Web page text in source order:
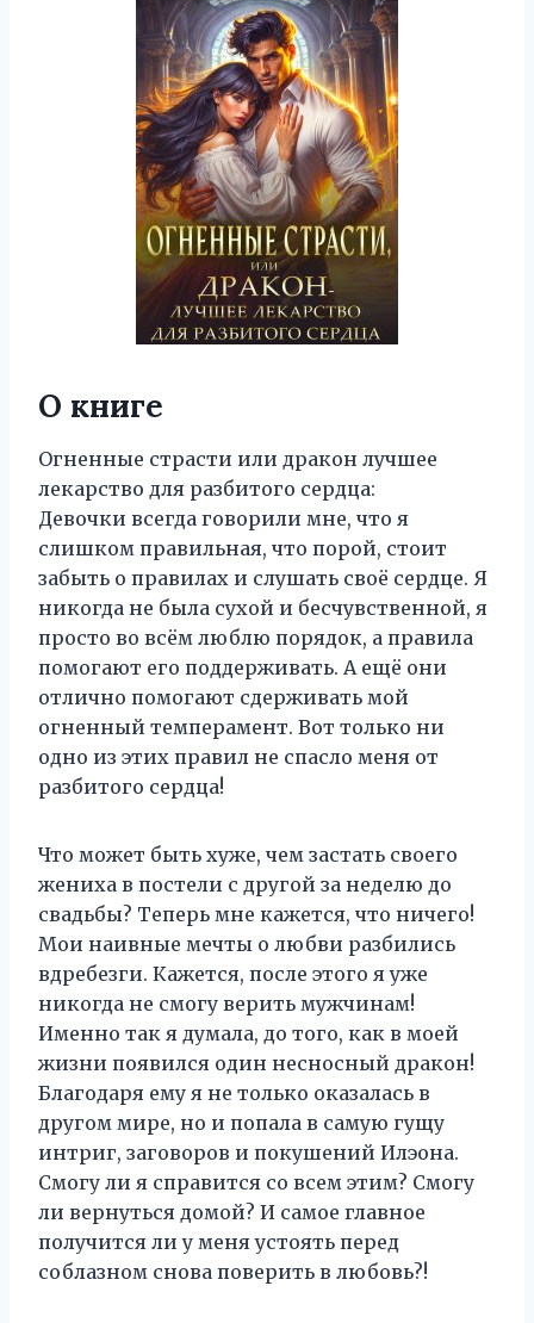
О книге
Огненные страсти или дракон лучшее
лекарство для разбитого сердца:
Девочки всегда говорили мне, что я
слишком правильная, что порой, стоит
забыть о правилах и слушать своё сердце. Я
никогда не была сухой и бесчувственной, я
просто во всём люблю порядок, а правила
помогают его поддерживать. А ещё они
отлично помогают сдерживать мой
огненный темперамент. Вот только ни
одно из этих правил не спасло меня от
разбитого сердца!
Что может быть хуже, чем застать своего
жениха в постели с другой за неделю до
свадьбы? Теперь мне кажется, что ничего!
Мои наивные мечты о любви разбились
вдребезги. Кажется, после этого я уже
никогда не смогу верить мужчинам!
Именно так я думала, до того, как в моей
жизни появился один несносный дракон!
Благодаря ему я не только оказалась в
другом мире, но и попала в самую гущу
интриг, заговоров и покушений Илэона.
Смогу ли я справится со всем этим? Смогу
ли вернуться домой? И самое главное
получится ли у меня устоять перед
соблазном снова поверить в любовь?!